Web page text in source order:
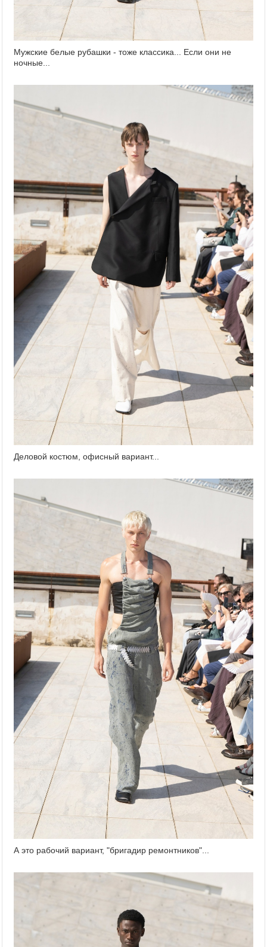
Мужские белые рубашки - тоже классика... Если они не
ночные...
Деловой костюм, офисный вариант...
А это рабочий вариант, "бригадир ремонтников"...